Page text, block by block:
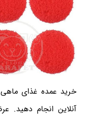
خرید عمده غذای ماهی
آنلاین انجام دهید.